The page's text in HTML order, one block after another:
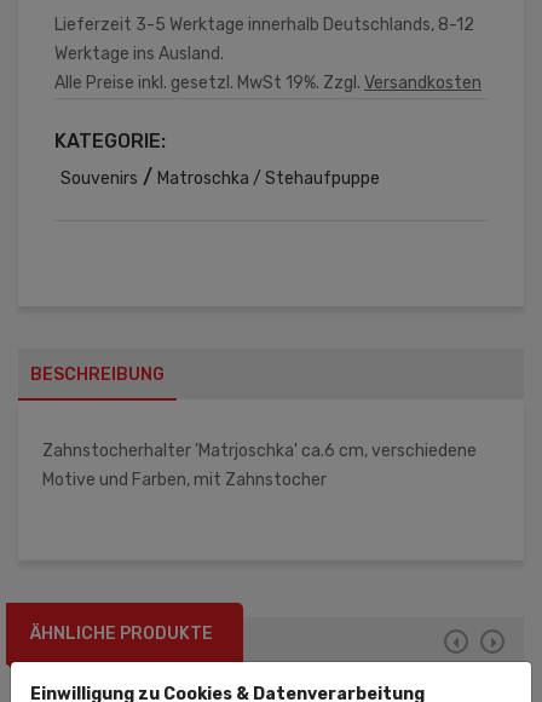
Lieferzeit 3-5 Werktage innerhalb Deutschlands, 8-12
Werktage ins Ausland.
Alle Preise inkl. gesetzl. MwSt 19%. Zzgl. Versandkosten
KATEGORIE:
Souvenirs / Matroschka / Stehaufpuppe
BESCHREIBUNG
Zahnstocherhalter 'Matrjoschka' ca.6 cm, verschiedene
Motive und Farben, mit Zahnstocher
ÄHNLICHE PRODUKTE
Einwilligung zu Cookies & Datenverarbeitung